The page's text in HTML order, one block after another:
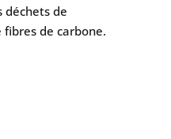
déchets de
de carbone.